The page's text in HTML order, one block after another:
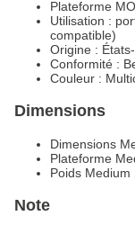
Plateforme
Utilisation :
compatible)
Origine :
Conformité :
Couleur :
Dimensions
Dimensions
Plateforme
Poids Medium
Note